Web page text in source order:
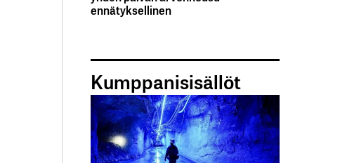
ennätyksellinen
Kumppanisisällöt